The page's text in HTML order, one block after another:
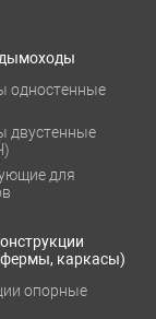
одностенные
двустенные
для
каркасы)
опорные